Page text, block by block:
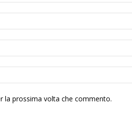
la prossima volta che commento.